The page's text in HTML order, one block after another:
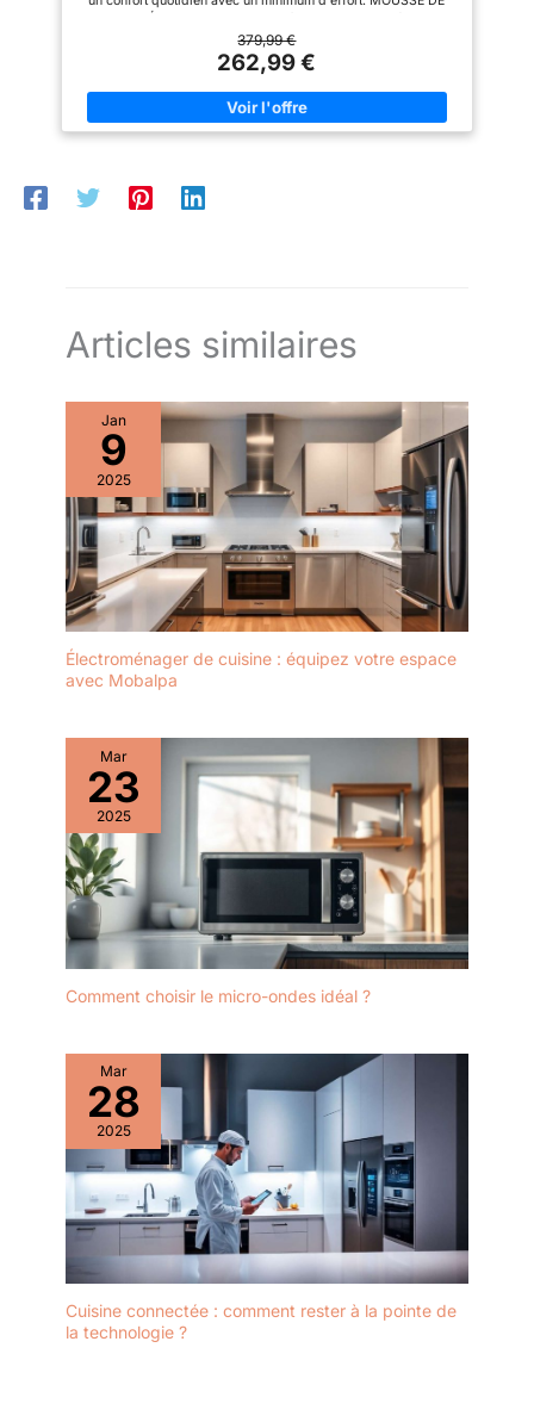
C’EST PERFETTO. Du café du
goûter, Magnifica S transforme
chaque gorgée en un moment
mousse de lait lisse et veloutée – parfaite pour les
cappuccinos et les cafés au lait. SPÉCIALITÉS DE CAFÉ
PERSONNALISABLES : Ajustez facilement la taille de la
mouture, l'intensité du café, la quantité et la température selon
vos préférences personnelles. NETTOYAGE FACILE : Le
mousseur à lait classique ne comprend que deux pièces et
besoin de détartrage fréquent et prolongeant la durée de vie
379,99 €
262,99 €
Articles similaires
Jan
9
2025
Électroménager de cuisine : équipez votre espace
avec Mobalpa
Mar
23
2025
Comment choisir le micro-ondes idéal ?
Mar
28
2025
Cuisine connectée : comment rester à la pointe de
la technologie ?